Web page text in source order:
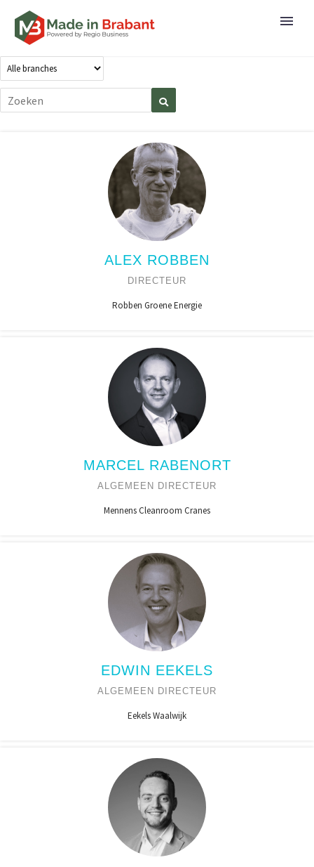
ALEX ROBBEN
DIRECTEUR
Robben Groene Energie
MARCEL RABENORT
ALGEMEEN DIRECTEUR
Mennens Cleanroom Cranes
EDWIN EEKELS
ALGEMEEN DIRECTEUR
Eekels Waalwijk